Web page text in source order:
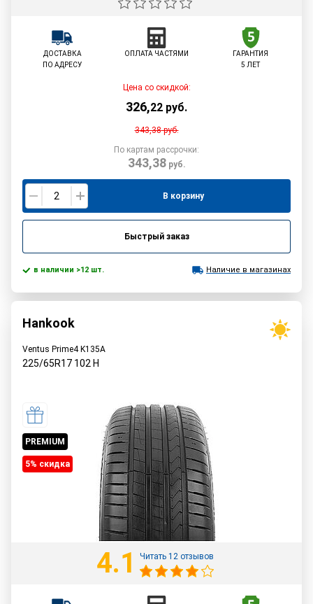
ДОСТАВКА
ПО АДРЕСУ
ОПЛАТА ЧАСТЯМИ
ГАРАНТИЯ
5 ЛЕТ
Цена со скидкой:
326,22 руб.
343,38руб.
По картам рассрочки:
343,38руб.
В корзину
Быстрый заказ
в наличии >12 шт. Наличие в магазинах
Hankook
Ventus Prime4 K135A
225/65R17 102 H
PREMIUM
5% cкидка
4.1 Читать 12 отзывов